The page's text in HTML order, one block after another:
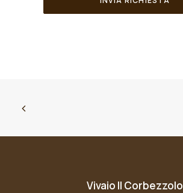
Vivaio Il Corbezzolo